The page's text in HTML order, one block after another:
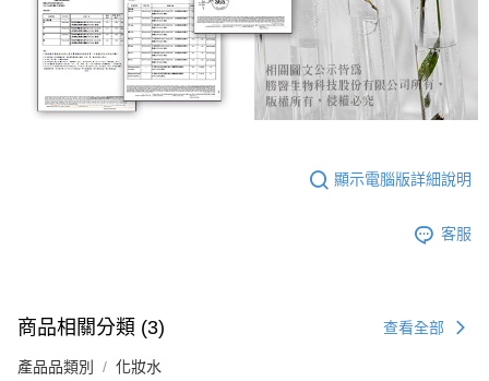
顯示電腦版詳細說明
客服
商品相關分類 (3) 查看全部
產品品類別 化妝水